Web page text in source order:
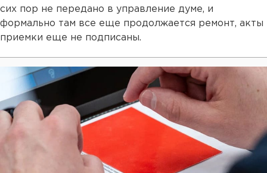
сих пор не передано в управление думе, и
формально там все еще продолжается ремонт, акты
приемки еще не подписаны.